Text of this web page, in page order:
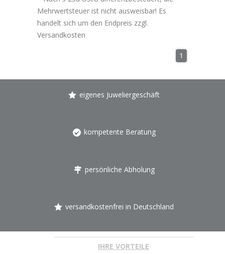
Mehrwertsteuer ist nicht ausweisbar! Es
handelt sich um den Endpreis zzgl.
Versandkosten
1
eigenes Juweliergeschäft
kompetente Beratung
persönliche Abholung
versandkostenfrei in Deutschland
IHRE VORTEILE